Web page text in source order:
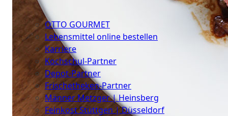
uns
OTTO GOURMET
Lebensmittel online bestellen
Karriere
Kochschul-Partner
Depot-Partner
Frischetheken-Partner
Männer Metzger | Heinsberg
Feinkost Stüttgen | Düsseldorf